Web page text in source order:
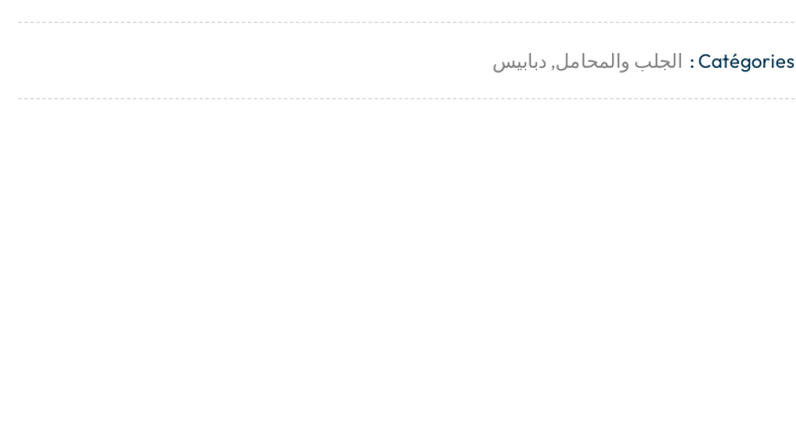
Catégories : الجلب والمحامل, دبابيس